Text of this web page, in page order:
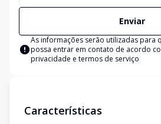
Enviar
As informações serão utilizadas para
possa entrar em contato de acordo
privacidade e termos de serviço
Características